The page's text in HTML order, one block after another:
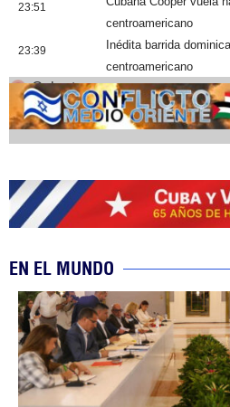
23:51
centroamericano
23:39
Inédita barrida
centroamericano
Cobertura
EN EL MUNDO